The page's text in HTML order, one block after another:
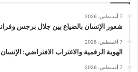
7 أغسطس، 2026
شعور الإنسان بالضياع بين جلال برجس
7 أغسطس، 2026
الهوية الرقمية والاغتراب الافتراضي:
7 أغسطس، 2026